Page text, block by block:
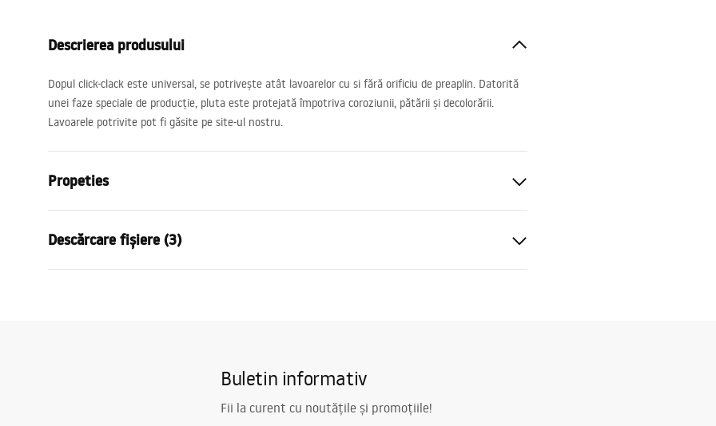
Descrierea produsului
Dopul click-clack este universal, se potrivește atât lavoarelor cu si fără orificiu de preaplin. Datorită
unei faze speciale de producție, pluta este protejată împotriva coroziunii, pătării și decolorării.
Lavoarele potrivite pot fi găsite pe site-ul nostru.
Propeties
Material
Culoare
Cupru
45mm
Descărcare fișiere (3)
Buletin informativ
Fii la curent cu noutățile și promoțiile!